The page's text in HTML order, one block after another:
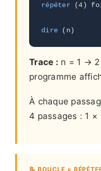
répéter (4)
dire (n)
Trace : n = 1 →
programme
À chaque
4 passages : 1 ×
📝 BOUCLE «